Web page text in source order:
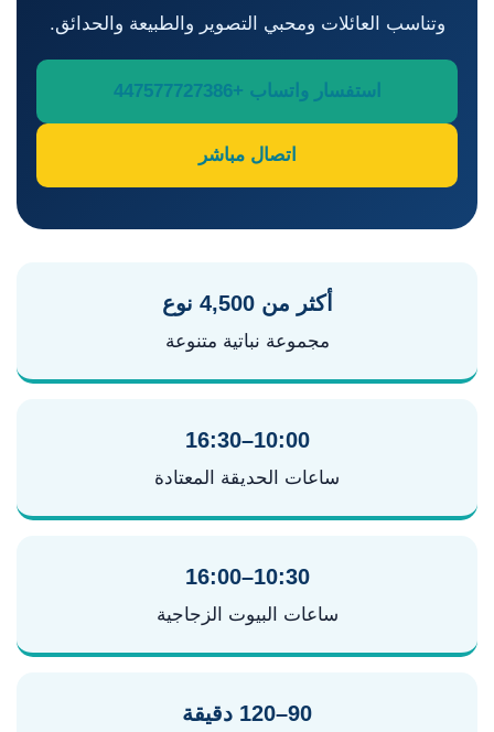
وتناسب العائلات ومحبي التصوير والطبيعة والحدائق.
استفسار واتساب +447577727386
اتصال مباشر
أكثر من 4,500 نوع
مجموعة نباتية متنوعة
10:00–16:30
ساعات الحديقة المعتادة
10:30–16:00
ساعات البيوت الزجاجية
90–120 دقيقة